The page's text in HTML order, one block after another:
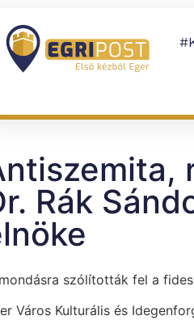
Rák
szólították fel a
Város Kulturális és